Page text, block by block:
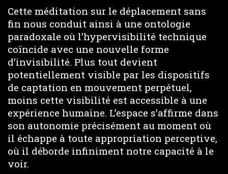
Cette méditation sur le déplacement sans
fin nous conduit ainsi à une ontologie
paradoxale où l’hypervisibilité technique
coïncide avec une nouvelle forme
d’invisibilité. Plus tout devient
potentiellement visible par les dispositifs
de captation en mouvement perpétuel,
moins cette visibilité est accessible à une
expérience humaine. L’espace s’affirme dans
son autonomie précisément au moment où
il échappe à toute appropriation perceptive,
où il déborde infiniment notre capacité à le
voir.